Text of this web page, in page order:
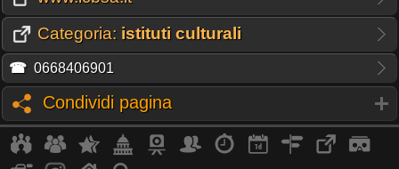
Categoria: istituti culturali
☎ 0668406901
Condividi pagina